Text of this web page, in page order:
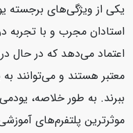
یکی از ویژگی‌های برجسته
استادان مجرب و با تجربه
اعتماد می‌دهد که در حال
معتبر هستند و می‌توانند
ببرند. به طور خلاصه،
موثرترین پلتفرم‌های آموزشی